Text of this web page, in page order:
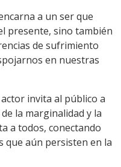
a un ser que
presente, sino también
de sufrimiento
en nuestras
invita al público a
la marginalidad y la
a todos, conectando
que aún persisten en la